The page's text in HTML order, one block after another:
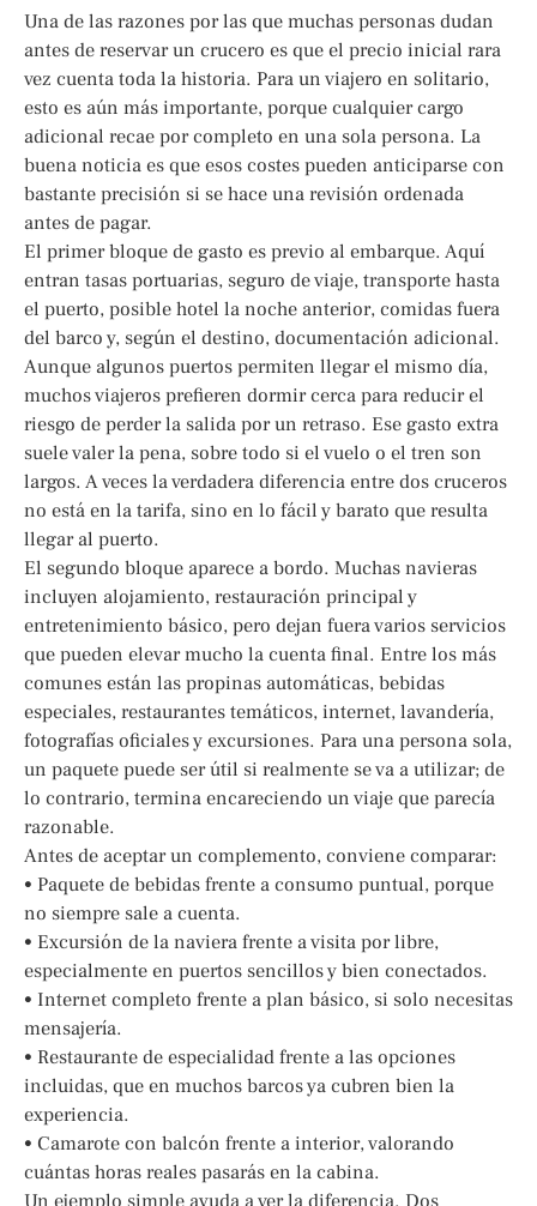
Una de las razones por las que muchas personas dudan
antes de reservar un crucero es que el precio inicial rara
vez cuenta toda la historia. Para un viajero en solitario,
esto es aún más importante, porque cualquier cargo
adicional recae por completo en una sola persona. La
buena noticia es que esos costes pueden anticiparse con
bastante precisión si se hace una revisión ordenada
antes de pagar.
El primer bloque de gasto es previo al embarque. Aquí
entran tasas portuarias, seguro de viaje, transporte hasta
el puerto, posible hotel la noche anterior, comidas fuera
del barco y, según el destino, documentación adicional.
Aunque algunos puertos permiten llegar el mismo día,
muchos viajeros prefieren dormir cerca para reducir el
riesgo de perder la salida por un retraso. Ese gasto extra
suele valer la pena, sobre todo si el vuelo o el tren son
largos. A veces la verdadera diferencia entre dos cruceros
no está en la tarifa, sino en lo fácil y barato que resulta
llegar al puerto.
El segundo bloque aparece a bordo. Muchas navieras
incluyen alojamiento, restauración principal y
entretenimiento básico, pero dejan fuera varios servicios
que pueden elevar mucho la cuenta final. Entre los más
comunes están las propinas automáticas, bebidas
especiales, restaurantes temáticos, internet, lavandería,
fotografías oficiales y excursiones. Para una persona sola,
un paquete puede ser útil si realmente se va a utilizar; de
lo contrario, termina encareciendo un viaje que parecía
razonable.
Antes de aceptar un complemento, conviene comparar:
• Paquete de bebidas frente a consumo puntual, porque
no siempre sale a cuenta.
• Excursión de la naviera frente a visita por libre,
especialmente en puertos sencillos y bien conectados.
• Internet completo frente a plan básico, si solo necesitas
mensajería.
• Restaurante de especialidad frente a las opciones
incluidas, que en muchos barcos ya cubren bien la
experiencia.
• Camarote con balcón frente a interior, valorando
cuántas horas reales pasarás en la cabina.
Un ejemplo simple ayuda a ver la diferencia. Dos